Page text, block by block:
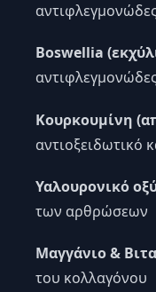
Boswellia
Κουρκουμίνη
αντιοξειδωτικό
Υαλουρονικό
των αρθρώσεων
Μαγγάνιο &
του κολλαγόνου